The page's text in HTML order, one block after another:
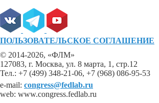
ПОЛЬЗОВАТЕЛЬСКОЕ СОГЛАШЕНИЕ
© 2014-2026, «ФЛМ»
127083, г. Москва, ул. 8 марта, 1, стр.12
Тел.: +7 (499) 348-21-06, +7 (968) 086-95-53
e-mail: congress@fedlab.ru
web: www.congress.fedlab.ru